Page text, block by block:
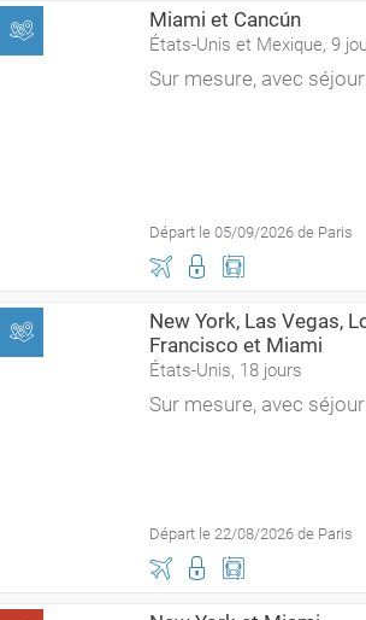
Miami et Cancún
États-Unis et Mexique, 9
Sur mesure, avec
Départ le 05/09/2026 de Paris
New York, Las Vegas,
Francisco et Miami
États-Unis, 18 jours
Sur mesure, avec
Départ le 22/08/2026 de Paris